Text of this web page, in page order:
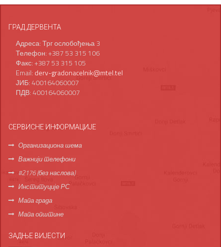
ГРАД ДЕРВЕНТА
Адреса: Трг ослобођења 3
Телефон: +387 53 315 106
Факс: +387 53 315 105
Email: derv-gradonacelnik@mtel.tel
ЈИБ: 400164060007
ПДВ: 400164060007
СЕРВИСНЕ ИНФОРМАЦИЈЕ
Организациона шема
Важнији телефони
#2176 (без наслова)
Институције РС
Мапа града
Мапа општине
ЗАДЊЕ ВИЈЕСТИ